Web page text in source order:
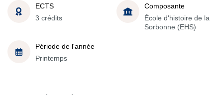
ECTS
3 crédits
Composante
École d'histoire de la
Sorbonne (EHS)
Période de l'année
Printemps